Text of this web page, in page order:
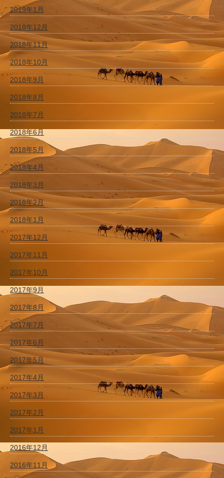
2019年1月
2018年12月
2018年11月
2018年10月
2018年9月
2018年8月
2018年7月
2018年6月
2018年5月
2018年4月
2018年3月
2018年2月
2018年1月
2017年12月
2017年11月
2017年10月
2017年9月
2017年8月
2017年7月
2017年6月
2017年5月
2017年4月
2017年3月
2017年2月
2017年1月
2016年12月
2016年11月